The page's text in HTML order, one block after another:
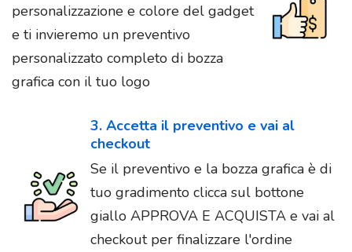
personalizzazione e colore del gadget
e ti invieremo un preventivo
personalizzato completo di bozza
grafica con il tuo logo
3. Accetta il preventivo e vai al
checkout
Se il preventivo e la bozza grafica è di
tuo gradimento clicca sul bottone
giallo APPROVA E ACQUISTA e vai al
checkout per finalizzare l'ordine